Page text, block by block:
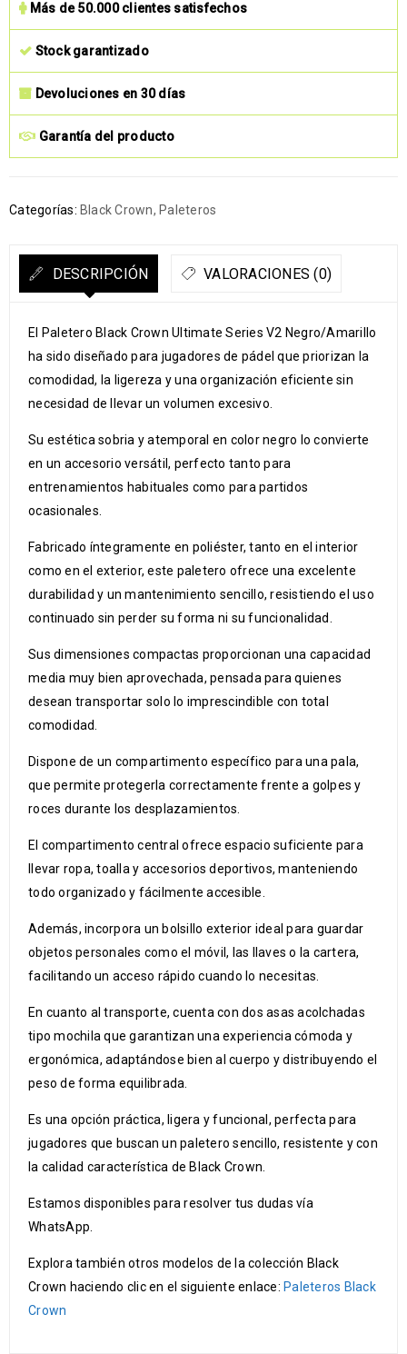
Más de 50.000 clientes satisfechos
Stock garantizado
Devoluciones en 30 días
Garantía del producto
Categorías: Black Crown, Paleteros
DESCRIPCIÓN VALORACIONES (0)
El Paletero Black Crown Ultimate Series V2 Negro/Amarillo
ha sido diseñado para jugadores de pádel que priorizan la
comodidad, la ligereza y una organización eficiente sin
necesidad de llevar un volumen excesivo.
Su estética sobria y atemporal en color negro lo convierte
en un accesorio versátil, perfecto tanto para
entrenamientos habituales como para partidos
ocasionales.
Fabricado íntegramente en poliéster, tanto en el interior
como en el exterior, este paletero ofrece una excelente
durabilidad y un mantenimiento sencillo, resistiendo el uso
continuado sin perder su forma ni su funcionalidad.
Sus dimensiones compactas proporcionan una capacidad
media muy bien aprovechada, pensada para quienes
desean transportar solo lo imprescindible con total
comodidad.
Dispone de un compartimento específico para una pala,
que permite protegerla correctamente frente a golpes y
roces durante los desplazamientos.
El compartimento central ofrece espacio suficiente para
llevar ropa, toalla y accesorios deportivos, manteniendo
todo organizado y fácilmente accesible.
Además, incorpora un bolsillo exterior ideal para guardar
objetos personales como el móvil, las llaves o la cartera,
facilitando un acceso rápido cuando lo necesitas.
En cuanto al transporte, cuenta con dos asas acolchadas
tipo mochila que garantizan una experiencia cómoda y
ergonómica, adaptándose bien al cuerpo y distribuyendo el
peso de forma equilibrada.
Es una opción práctica, ligera y funcional, perfecta para
jugadores que buscan un paletero sencillo, resistente y con
la calidad característica de Black Crown.
Estamos disponibles para resolver tus dudas vía
WhatsApp.
Explora también otros modelos de la colección Black
Crown haciendo clic en el siguiente enlace: Paleteros Black
Crown